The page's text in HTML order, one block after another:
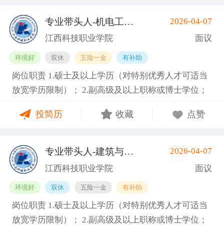
格、技能要求和身体条件； 5.熟悉学院专业建设、人
才培养工作和教学科研管理，在本学科领域具有一定
的学术水平和影响力； 6.专业要求：人工智能、大数
据、物联网、云计算等相关专业领域。 7.身体健康，
能够全职到岗工作。副教授及以上职称者年龄一般不
超过55周岁，特别优秀者可适当放宽，最高不超过63
可适当放宽学历限制）； 2.副高级及以上职称或博士
文、专著、学术译著、专利、咨询报告等）和主持参
与的科研项目； 4.具有招聘岗位所需的任职资格、职
业资格、技能要求和身体条件； 5.熟悉学院专业建
设、人才培养工作和教学科研管理，在本学科领域具
有一定的学术水平和影响力； 6.专业要求：人工智
能、大数据、物联网、云计算等相关专业领域。 7.身
专业带头人-机电工程类 (南昌县)2026-04-07
江西科技职业学院
面议
环境好 双休 五险一金 有补助
岗位职责 1.硕士及以上学历（对特别优秀人才可适当
放宽学历限制）； 2.副高级及以上职称或博士学位；
著、学术译著、专利、咨询报告等）和主持参与的科
格、技能要求和身体条件； 5.熟悉学院专业建设、人
才培养工作和教学科研管理，在本学科领域具有一定
的学术水平和影响力； 6.专业要求：工业机器人技
术、电气自动化技术、机械设计制造及其自动化等相
关专业领域。 7.身体健康，能够全职到岗工作。副教
授及以上职称者年龄一般不超过55周岁，特别优秀者
投简历 收藏 点赞
专业带头人-建筑与艺术类 (南昌县)2026-04-07
江西科技职业学院
面议
环境好 双休 五险一金 有补助
岗位职责 1.硕士及以上学历（对特别优秀人才可适当
放宽学历限制）； 2.副高级及以上职称或博士学位；